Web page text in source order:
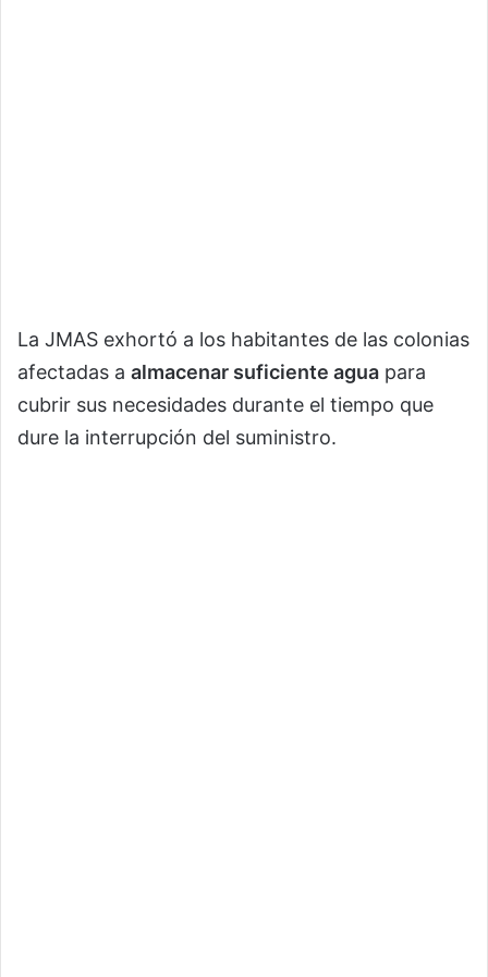
La JMAS exhortó a los habitantes de las colonias
afectadas a almacenar suficiente agua para
cubrir sus necesidades durante el tiempo que
dure la interrupción del suministro.